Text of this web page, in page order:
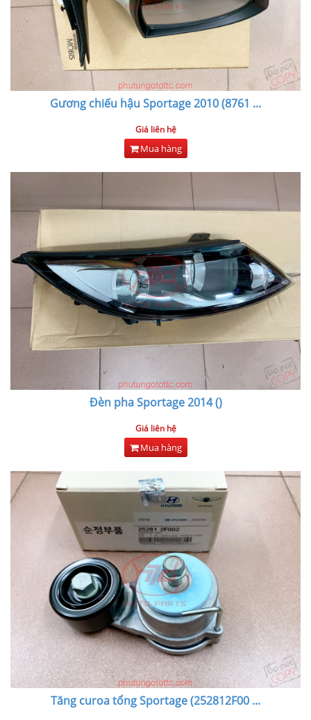
Gương chiếu hậu Sportage 2010 (8761 ...
Giá liên hệ
Mua hàng
Đèn pha Sportage 2014 ()
Giá liên hệ
Mua hàng
Tăng curoa tổng Sportage (252812F00 ...